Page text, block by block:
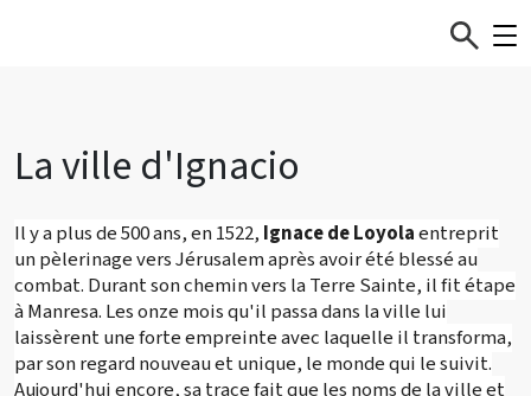
La ville d'Ignacio
Il y a plus de 500 ans, en 1522, Ignace de Loyolaentreprit
un pèlerinage vers Jérusalem après avoir été blessé au
combat. Durant son chemin vers la Terre Sainte, il fit étape
à Manresa. Les onze mois qu'il passa dans la ville lui
laissèrent une forte empreinte avec laquelle il transforma,
par son regard nouveau et unique, le monde qui le suivit.
Aujourd'hui encore, sa trace fait que les noms de la ville et